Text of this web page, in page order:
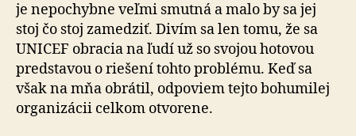
je nepochybne veľmi smutná a malo by sa jej
stoj čo stoj zamedziť. Divím sa len tomu, že sa
UNICEF obracia na ľudí už so svojou hotovou
predstavou o riešení tohto problému. Keď sa
však na mňa obrátil, odpoviem tejto bohumilej
organizácii celkom otvorene.